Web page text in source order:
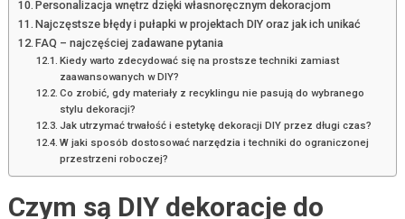
Personalizacja wnętrz dzięki własnoręcznym dekoracjom
Najczęstsze błędy i pułapki w projektach DIY oraz jak ich unikać
FAQ – najczęściej zadawane pytania
Kiedy warto zdecydować się na prostsze techniki zamiast
zaawansowanych w DIY?
Co zrobić, gdy materiały z recyklingu nie pasują do wybranego
stylu dekoracji?
Jak utrzymać trwałość i estetykę dekoracji DIY przez długi czas?
W jaki sposób dostosować narzędzia i techniki do ograniczonej
przestrzeni roboczej?
Czym są DIY dekoracje do